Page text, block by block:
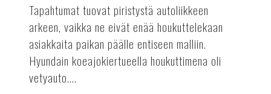
Tapahtumat tuovat piristystä autoliikkeen
arkeen, vaikka ne eivät enää houkuttelekaan
asiakkaita paikan päälle entiseen malliin.
Hyundain koeajokiertueella houkuttimena oli
vetyauto....